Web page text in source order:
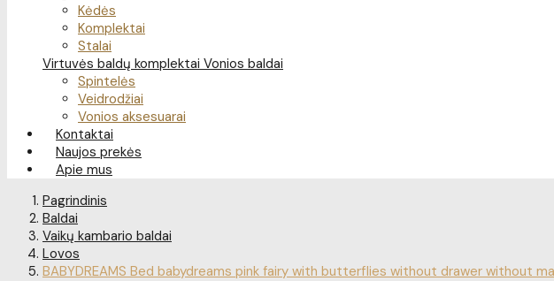
Kėdės
Komplektai
Stalai
Virtuvės baldų komplektai Vonios baldai
Spintelės
Veidrodžiai
Vonios aksesuarai
Kontaktai
Naujos prekės
Apie mus
Pagrindinis
Baldai
Vaikų kambario baldai
Lovos
BABYDREAMS Bed babydreams pink fairy with butterflies without drawer without